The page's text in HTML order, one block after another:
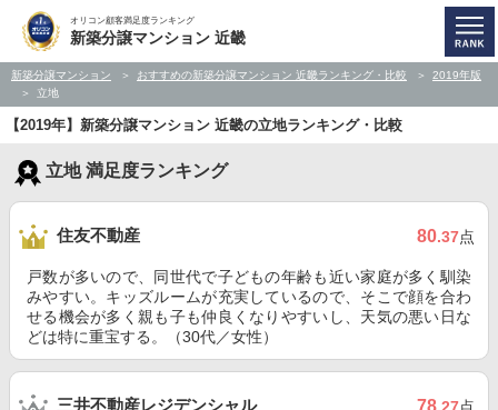
オリコン顧客満足度ランキング
新築分譲マンション 近畿
新築分譲マンション おすすめの新築分譲マンション 近畿ランキング・比較
2019年版
立地
【2019年】新築分譲マンション 近畿の立地ランキング・比較
立地 満足度ランキング
住友不動産 80.37点
戸数が多いので、同世代で子どもの年齢も近い家庭が多く馴染
みやすい。キッズルームが充実しているので、そこで顔を合わ
せる機会が多く親も子も仲良くなりやすいし、天気の悪い日な
どは特に重宝する。（30代／女性）
三井不動産レジデンシャル 78